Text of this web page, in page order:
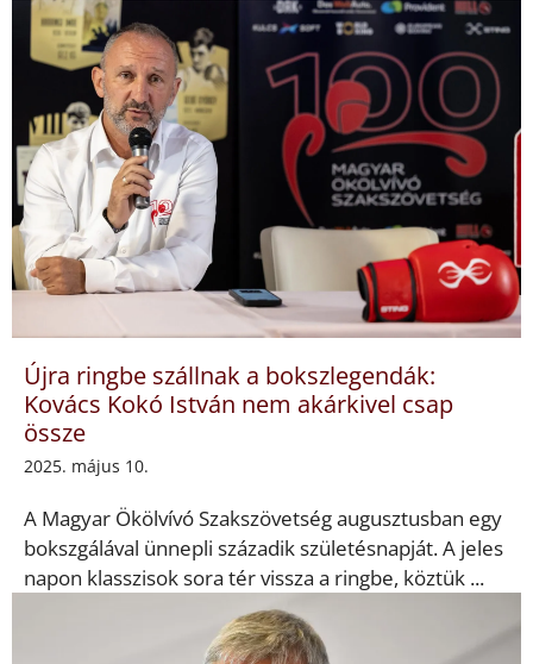
Újra ringbe szállnak a bokszlegendák:
Kovács Kokó István nem akárkivel csap
össze
2025. május 10.
A Magyar Ökölvívó Szakszövetség augusztusban egy
bokszgálával ünnepli századik születésnapját. A jeles
napon klasszisok sora tér vissza a ringbe, köztük ...